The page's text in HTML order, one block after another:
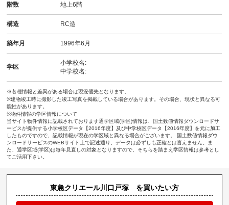
階数 地上6階
構造 RC造
築年月 1996年6月
学区
小学校名:
中学校名:
※各種情報と差異がある場合は現況優先となります。
※建物竣工時に撮影した竣工写真を掲載している場合があります。その場合、現状と異なる可
能性があります。
※物件情報の学区情報について
当サイト物件情報に記載されております通学区域(学区)情報は、国土数値情報ダウンロードサ
ービスが提供する小学校区データ【2016年度】及び中学校区データ【2016年度】を元に加工
したものですので、記載情報が現在の学区域と異なる場合がございます。 国土数値情報ダウ
ンロードサービスのWEBサイト上で記述通り、データは必ずしも正確とは言えません。ま
た、通学区域(学区)は毎年見直しの対象となりますので、そちらを踏まえ学区情報は参考とし
てご活用下さい。
東急クリエール川口戸塚 を買いたい方